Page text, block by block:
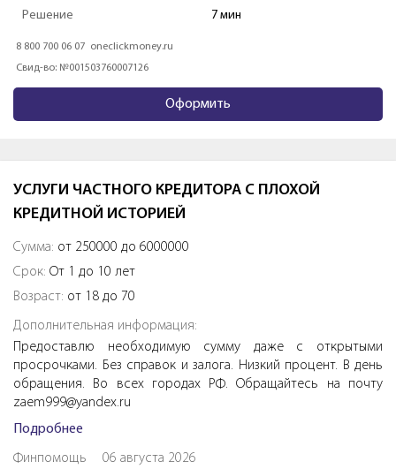
Решение
2 минуты
8 800 7070 24 7 zaymer.ru
Свид-во: №651303532004088
Оформить
УСЛУГИ ЧАСТНОГО КРЕДИТОРА С ПЛОХОЙ
КРЕДИТНОЙ ИСТОРИЕЙ
Сумма: от 250000 до 6000000
Срок: От 1 до 10 лет
Возраст: от 18 до 70
Дополнительная информация:
Предоставлю необходимую сумму даже с открытыми
просрочками. Без справок и залога. Низкий процент. В день
обращения. Во всех городах РФ. Обращайтесь на почту
zaem999@yandex.ru
Подробнее
Финпомощь 06 августа 2026